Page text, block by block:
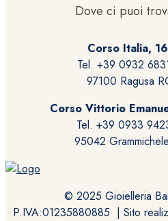
possono
scelte
nella
pagina
prodotto
Dove ci puoi
Corso Italia,
Tel. +39 0932
97100 Ragusa
Corso Vittorio
Tel. +39 0933
95042
© 2025 Gioielleria
P.IVA:01235880885 | Sito